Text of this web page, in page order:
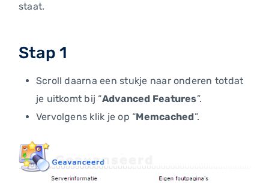
staat.
Stap 1
Scroll daarna een stukje naar onderen totdat
je uitkomt bij “Advanced Features”.
Vervolgens klik je op “Memcached”.